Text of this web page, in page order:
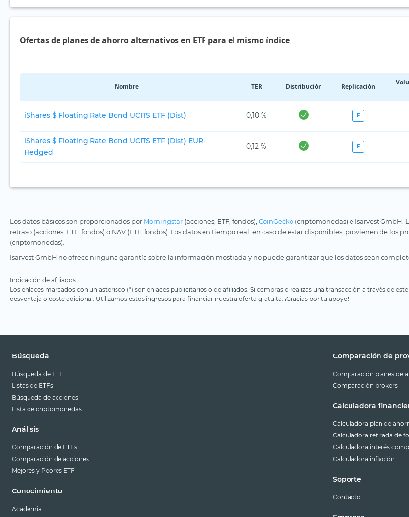
Ofertas de planes de ahorro alternativos en ETF para el mismo índice
Nombre TER Distribución Replicación
iShares $ Floating Rate Bond UCITS ETF (Dist) 0,10 % F
iShares $ Floating Rate Bond UCITS ETF (Dist) EUR-
Hedged
0,12 % F
Los datos básicos son proporcionados por Morningstar (acciones, ETF, fondos), CoinGecko (criptomonedas) e Isarvest GmbH.
retraso (acciones, ETF, fondos) o NAV (ETF, fondos). Los datos en tiempo real, en caso de estar disponibles, provienen de los
(criptomonedas).
Isarvest GmbH no ofrece ninguna garantía sobre la información mostrada y no puede garantizar que los datos sean
Indicación de afiliados
Los enlaces marcados con un asterisco (*) son enlaces publicitarios o de afiliados. Si compras o realizas una transacción a través de
desventaja o coste adicional. Utilizamos estos ingresos para financiar nuestra oferta gratuita. ¡Gracias por tu apoyo!
Búsqueda
Búsqueda de ETF
Listas de ETFs
Búsqueda de acciones
Lista de criptomonedas
Análisis
Comparación de ETFs
Comparación de acciones
Mejores y Peores ETF
Conocimiento
Academia
Comparación de
Comparación planes de
Comparación brokers
Calculadora
Calculadora plan de
Calculadora retirada de
Calculadora interés
Calculadora inflación
Soporte
Contacto